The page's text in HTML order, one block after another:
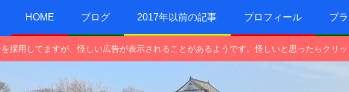
HOME ブログ 2017年以前の記事 プロフィール プ
採用してますが、怪しい広告が表示されることがあるようです。怪しいと思ったらクリッ